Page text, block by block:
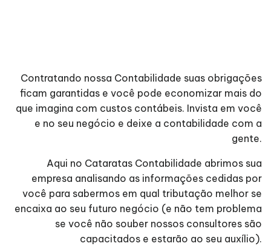
Contratando nossa Contabilidade suas obrigações
ficam garantidas e você pode economizar mais do
que imagina com custos contábeis. Invista em você
e no seu negócio e deixe a contabilidade com a
gente.
Aqui no Cataratas Contabilidade abrimos sua
empresa analisando as informações cedidas por
você para sabermos em qual tributação melhor se
encaixa ao seu futuro negócio (e não tem problema
se você não souber nossos consultores são
capacitados e estarão ao seu auxílio).